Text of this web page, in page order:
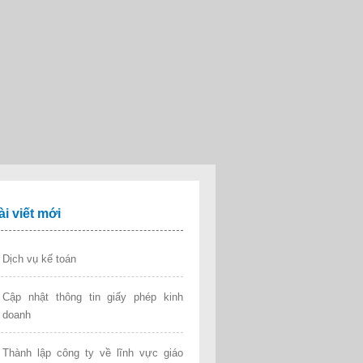
viết mới
Dịch vụ kế toán
Cập nhật thông tin giấy phép kinh
doanh
Thành lập công ty về lĩnh vực giáo